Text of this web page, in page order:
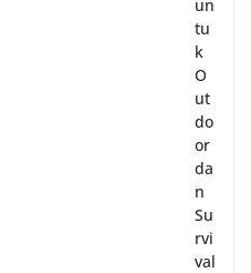
un
tu
k
O
ut
do
or
da
n
Su
rvi
val